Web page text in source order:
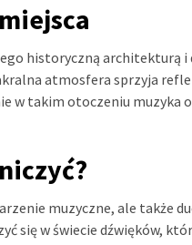
historyczną architekturą
atmosfera sprzyja
w takim otoczeniu muzyka
muzyczne, ale także
się w świecie dźwięków,